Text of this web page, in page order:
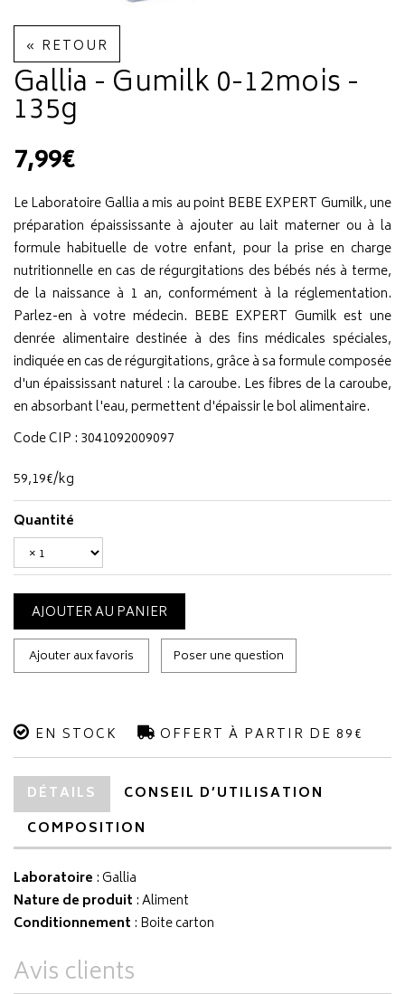
« RETOUR
Gallia - Gumilk 0-12mois -
135g
7,99€
Le Laboratoire Gallia a mis au point BEBE EXPERT Gumilk, une
préparation épaississante à ajouter au lait materner ou à la
formule habituelle de votre enfant, pour la prise en charge
nutritionnelle en cas de régurgitations des bébés nés à terme,
de la naissance à 1 an, conformément à la réglementation.
Parlez-en à votre médecin. BEBE EXPERT Gumilk est une
denrée alimentaire destinée à des fins médicales spéciales,
indiquée en cas de régurgitations, grâce à sa formule composée
d'un épaississant naturel : la caroube. Les fibres de la caroube,
en absorbant l'eau, permettent d'épaissir le bol alimentaire.
Code CIP : 3041092009097
59,19€/kg
Quantité
AJOUTER AU PANIER
Ajouter aux favoris Poser une question
EN STOCK OFFERT À PARTIR DE 89€
DÉTAILS
CONSEIL D’UTILISATION
COMPOSITION
Laboratoire :Gallia
Nature de produit : Aliment
Conditionnement : Boite carton
Avis clients